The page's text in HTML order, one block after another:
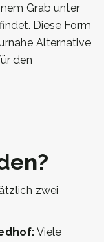
Grab unter
Diese Form
Alternative
den
zwei
Viele